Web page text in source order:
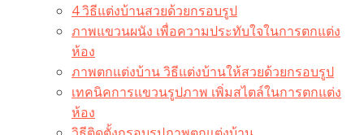
4 วิธีแต่งบ้านสวยด้วยกรอบรูป
ภาพแขวนผนัง เพื่อความประทับใจในการตกแต่ง
ห้อง
ภาพตกแต่งบ้าน วิธีแต่งบ้านให้สวยด้วยกรอบรูป
เทคนิคการแขวนรูปภาพ เพิ่มสไตล์ในการตกแต่ง
ห้อง